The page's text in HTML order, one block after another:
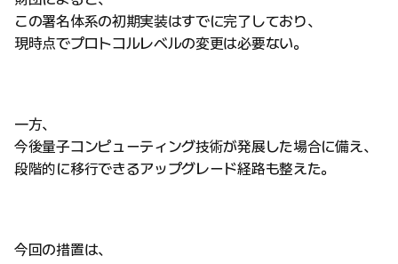
この署名体系の初期実装はすでに完了しており、
現時点でプロトコルレベルの変更は必要ない。
一方、
今後量子コンピューティング技術が発展した場合に備え、
段階的に移行できるアップグレード経路も整えた。
今回の措置は、